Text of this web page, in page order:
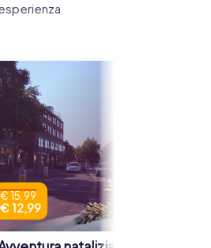
€ 15,99
€ 12,99